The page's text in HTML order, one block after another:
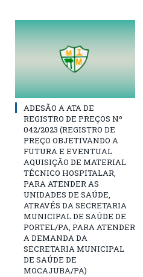
ADESÃO A ATA DE
REGISTRO DE PREÇOS Nº
042/2023 (REGISTRO DE
PREÇO OBJETIVANDO A
FUTURA E EVENTUAL
AQUISIÇÃO DE MATERIAL
TÉCNICO HOSPITALAR,
PARA ATENDER AS
UNIDADES DE SAÚDE,
ATRAVÉS DA SECRETARIA
MUNICIPAL DE SAÚDE DE
PORTEL/PA, PARA ATENDER
A DEMANDA DA
SECRETARIA MUNICIPAL
DE SAÚDE DE
MOCAJUBA/PA)